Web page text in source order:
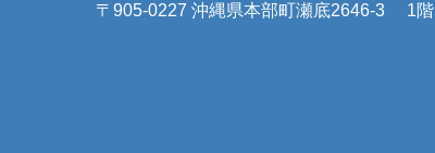
〒905-0227 沖縄県本部町瀬底2646-3 1階